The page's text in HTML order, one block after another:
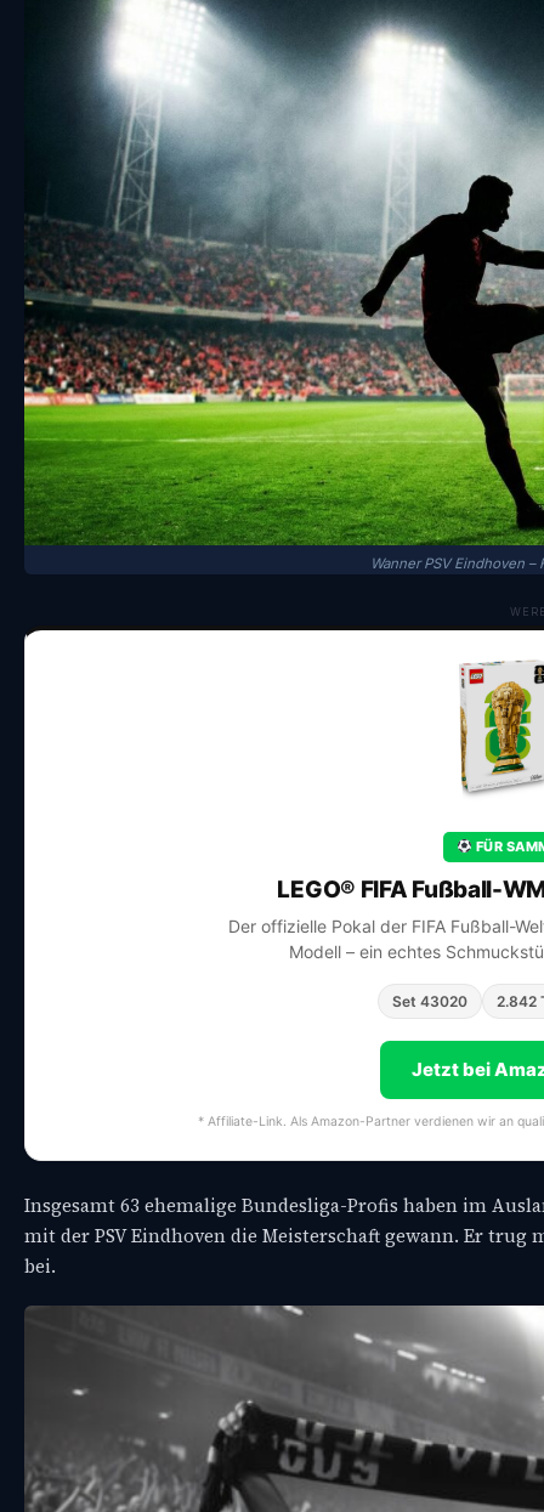
Wanner PSV Eindhoven
FÜR
LEGO® FIFA Fußball-
Der offizielle Pokal der FIFA Fußball-
Modell – ein echtes
Set 43020 2.842
Jetzt bei
* Affiliate-Link. Als Amazon-Partner verdienen wir an
Insgesamt 63 ehemalige Bundesliga-Profis haben im
mit der PSV Eindhoven die Meisterschaft gewann. Er
bei.